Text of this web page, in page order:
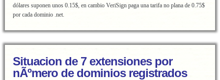
dólares suponen unos 0.15$, en cambio VeriSign paga una tarifa no plana de 0.75$
por cada dominio .net.
Situacion de 7 extensiones por
nÃºmero de dominios registrados